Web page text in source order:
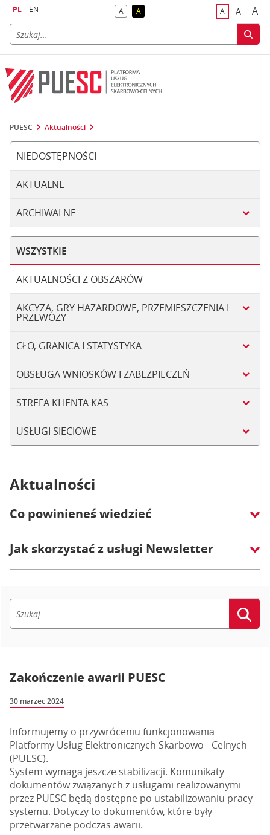
PL EN Akontrast domyślny
Akontrast żółty tekst na czarnym tle
Adomyślna
A A
PUESC Aktualności
NIEDOSTĘPNOŚCI
AKTUALNE
ARCHIWALNE
WSZYSTKIE
AKTUALNOŚCI Z OBSZARÓW
AKCYZA, GRY HAZARDOWE, PRZEMIESZCZENIA I
PRZEWOZY
CŁO, GRANICA I STATYSTYKA
OBSŁUGA WNIOSKÓW I ZABEZPIECZEŃ
STREFA KLIENTA KAS
USŁUGI SIECIOWE
Aktualności
Co powinieneś wiedzieć
Jak skorzystać z usługi Newsletter
Zakończenie awarii PUESC
30 marzec 2024
Informujemy o przywróceniu funkcjonowania
Platformy Usług Elektronicznych Skarbowo - Celnych
(PUESC).
System wymaga jeszcze stabilizacji. Komunikaty
dokumentów związanych z usługami realizowanymi
przez PUESC będą dostępne po ustabilizowaniu pracy
systemu. Dotyczy to dokumentów, które były
przetwarzane podczas awarii.